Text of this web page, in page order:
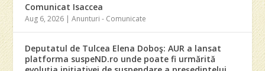
Comunicat Isaccea
Aug 6, 2026 |Anunturi - Comunicate
Deputatul de Tulcea Elena Doboş: AUR a lansat
platforma suspeND.ro unde poate fi urmărită